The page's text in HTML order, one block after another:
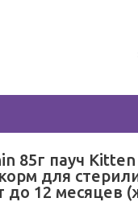
85г пауч Kitten
для
до 12 месяцев